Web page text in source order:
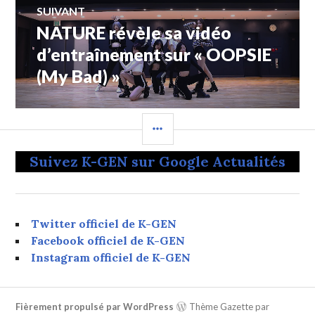
SUIVANT
Article
Suivant:
NATURE révèle sa vidéo
d’entraînement sur « OOPSIE
(My Bad) »
LATÉRALE
Suivez K-GEN sur Google Actualités
Twitter officiel de K-GEN
Facebook officiel de K-GEN
Instagram officiel de K-GEN
Fièrement propulsé par WordPress Thème Gazette par